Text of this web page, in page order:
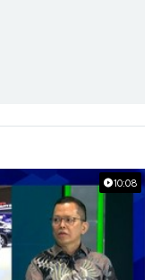
10:08